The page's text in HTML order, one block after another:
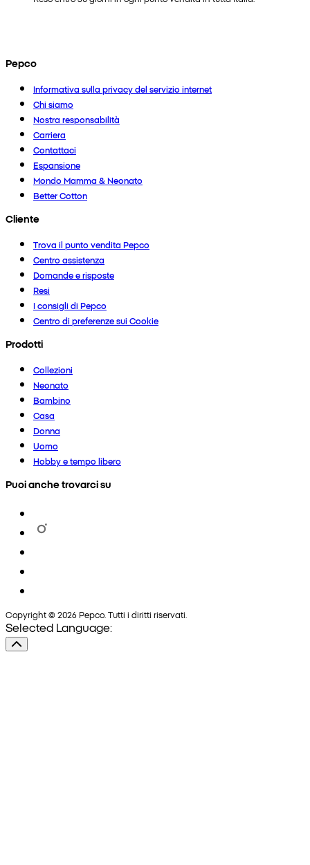
Pepco
Informativa sulla privacy del servizio internet
Chi siamo
Nostra responsabilità
Carriera
Contattaci
Espansione
Mondo Mamma & Neonato
Better Cotton
Cliente
Trova il punto vendita Pepco
Centro assistenza
Domande e risposte
Resi
I consigli di Pepco
Centro di preferenze sui Cookie
Prodotti
Collezioni
Neonato
Bambino
Casa
Donna
Uomo
Hobby e tempo libero
Puoi anche trovarci su
Copyright © 2026 Pepco. Tutti i diritti riservati.
Selected Language: